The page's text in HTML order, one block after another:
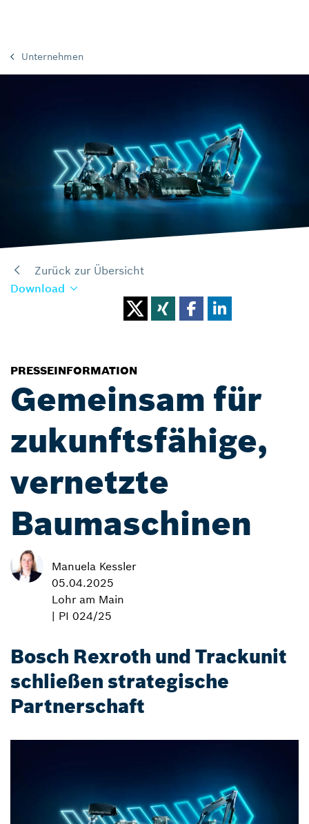
Unternehmen
Zurück zur Übersicht
Download
PRESSEINFORMATION
Gemeinsam für
zukunftsfähige,
vernetzte
Baumaschinen
Manuela Kessler
05.04.2025
Lohr am Main
| PI 024/25
Bosch Rexroth und Trackunit
schließen strategische
Partnerschaft